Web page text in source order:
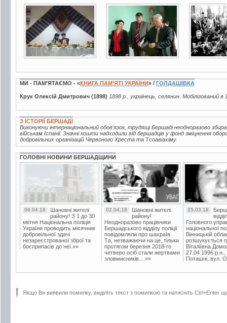
5 фото 3 фото
МИ - ПАМ’ЯТАЄМО - «КНИГА ПАМ’ЯТІ УКРАЇНИ» / ГОЛДАШІВКА
Крук Олексій Дмитрович (1898) 1898 р., українець, селянин. Мобілізований
З ІСТОРІЇ БЕРШАДІ
Виконуючи інтернаціональний обов'язок, трудящі Бершаді неодноразово
військам Іспанії. Значні кошти надходили від бершадців у фонд зміцнення
добровільних організацій Червоного Хреста та Тсоавіахіму.
ГОЛОВНІ НОВИНИ БЕРШАДЩИНИ
06.04.18
Шановні жителі
району! З 1 до 30
квітня Національна поліція
України проводить місячник
добровільної здачі
незареєстрованої зброї та
боєприпасів до неї.»»
02.04.18
Шановні жителі
району!
Неодноразово працівники
Бершадського відділу поліції
повідомляли про шахраїв.
Та, незважаючи на це, тільки
протягом березня 2018-го
четверо осіб стали жертвами
зловмисників....»»
25.03.18
Головного
національної
Вінницькій
розшукується
Віталіївна
27.04.1996 р.н.,
Поташні, вул.
Якщо Ви виявили помилку, виділіть текст з помилкою та натисніть Ctrl+Enter